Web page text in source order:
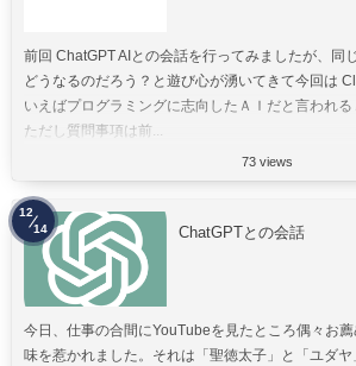
前回 ChatGPT AIとの会話を行ってみましたが、同
どうなるのだろう？と遊び心が湧いてきて今回は
いえばプログラミングに志向したＡＩだと言われる
ただし質問事項は前...
73 views
ChatGPTとの会話
今日、仕事の合間にYouTubeを見たところ偶々お
味を惹かれました。それは「聖徳太子」と「ユダ
12
14